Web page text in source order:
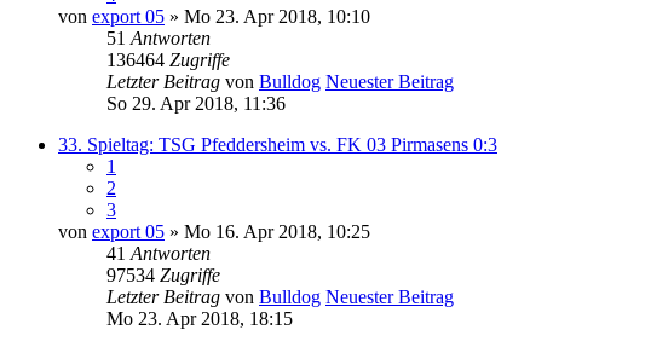
von export 05 » Mo 23. Apr 2018, 10:10
51 Antworten
136464 Zugriffe
Letzter Beitrag von Bulldog Neuester Beitrag
So 29. Apr 2018, 11:36
33. Spieltag: TSG Pfeddersheim vs. FK 03 Pirmasens 0:3
1
2
3
von export 05 » Mo 16. Apr 2018, 10:25
41 Antworten
97534 Zugriffe
Letzter Beitrag von Bulldog Neuester Beitrag
Mo 23. Apr 2018, 18:15